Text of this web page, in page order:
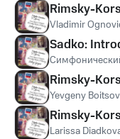
Rimsky-
Vladimir
Sadko:
Rimsky-
Yevgeny Boitsov
Rimsky-
Larissa